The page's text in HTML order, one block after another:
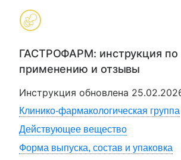
ГАСТРОФАРМ: инструкция по
применению и отзывы
Инструкция обновлена
Клинико-фармакологическая группа
Действующее вещество
Форма выпуска, состав и упаковка